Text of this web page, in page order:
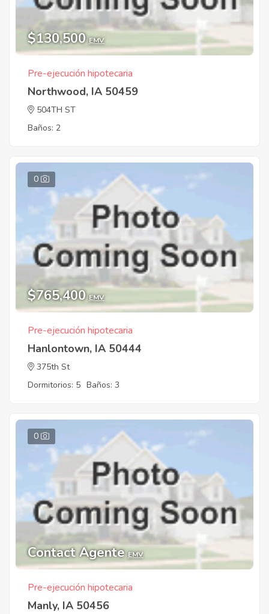
$130,500 EMV
Pre-ejecución hipotecaria
Northwood, IA 50459
504TH ST
Baños: 2
0
$765,400 EMV
Pre-ejecución hipotecaria
Hanlontown, IA 50444
375th St
Dormitorios: 5 Baños: 3
0
Contact Agente EMV
Pre-ejecución hipotecaria
Manly, IA 50456